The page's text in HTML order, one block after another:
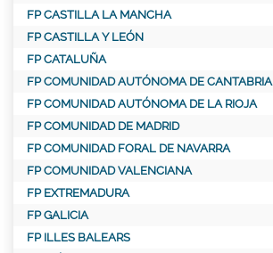
FP CASTILLA LA MANCHA
FP CASTILLA Y LEÓN
FP CATALUÑA
FP COMUNIDAD AUTÓNOMA DE CANTABRIA
FP COMUNIDAD AUTÓNOMA DE LA RIOJA
FP COMUNIDAD DE MADRID
FP COMUNIDAD FORAL DE NAVARRA
FP COMUNIDAD VALENCIANA
FP EXTREMADURA
FP GALICIA
FP ILLES BALEARS